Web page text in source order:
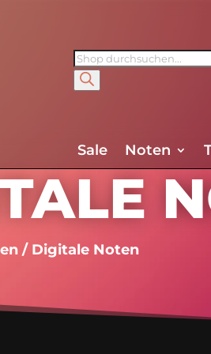
Products
search
Sale Noten
/ Digitale Noten